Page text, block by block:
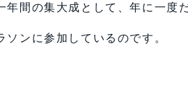
年間の集大成として、年に一度
ソンに参加しているのです。